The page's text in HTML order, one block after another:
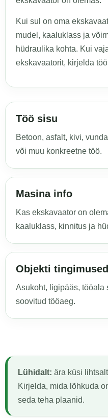
Kui sul on oma
mudel, kaaluklass ja
hüdraulika kohta. Kui
ekskavaatorit, kirjelda
Töö sisu
Betoon, asfalt, kivi,
või muu konkreetne töö.
Masina info
Kas ekskavaator on
kaaluklass, kinnitus ja
Objekti tingimused
Asukoht, ligipääs, tööala
soovitud tööaeg.
Lühidalt: ära küsi
Kirjelda, mida lõhkuda
seda teha plaanid.